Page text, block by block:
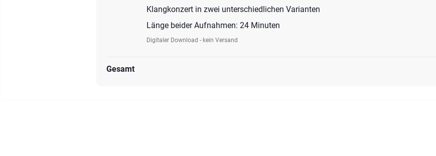
Klangkonzert in zwei unterschiedlichen Varianten
Länge beider Aufnahmen: 24 Minuten
Digitaler Download - kein Versand
Gesamt